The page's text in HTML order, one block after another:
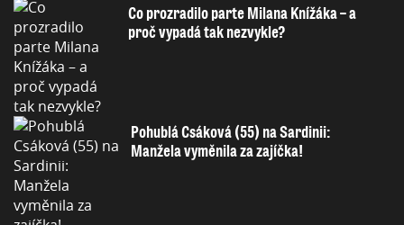
Co prozradilo parte Milana Knížáka – a
proč vypadá tak nezvykle?
Pohublá Csáková (55) na Sardinii:
Manžela vyměnila za zajíčka!